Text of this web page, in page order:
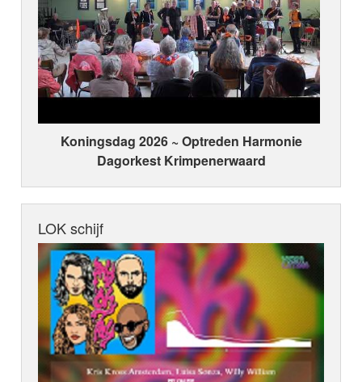
Koningsdag 2026 ~ Optreden Harmonie
Dagorkest Krimpenerwaard
LOK schijf